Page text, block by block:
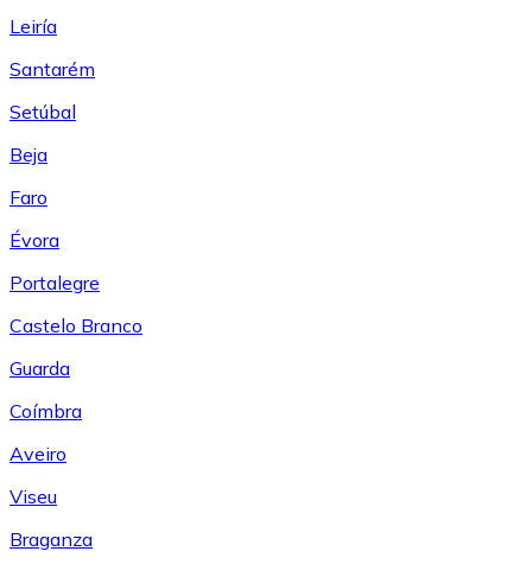
Leiría
Santarém
Setúbal
Beja
Faro
Évora
Portalegre
Castelo Branco
Guarda
Coímbra
Aveiro
Viseu
Braganza